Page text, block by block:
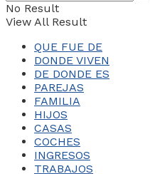
No Result
View All Result
QUE FUE DE
DONDE VIVEN
DE DONDE ES
PAREJAS
FAMILIA
HIJOS
CASAS
COCHES
INGRESOS
TRABAJOS